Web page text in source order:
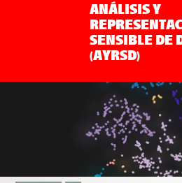
ANÁLISIS Y
SENSIBLE DE
(AYRSD)